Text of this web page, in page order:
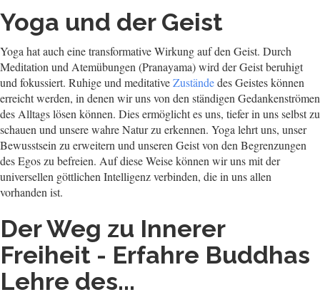
Yoga und der Geist
Yoga hat auch eine transformative Wirkung auf den Geist. Durch
Meditation und Atemübungen (Pranayama) wird der Geist beruhigt
und fokussiert. Ruhige und meditativeZuständedes Geistes können
erreicht werden, in denen wir uns von den ständigen Gedankenströmen
des Alltags lösen können. Dies ermöglicht es uns, tiefer in uns selbst zu
schauen und unsere wahre Natur zu erkennen. Yoga lehrt uns, unser
Bewusstsein zu erweitern und unseren Geist von den Begrenzungen
des Egos zu befreien. Auf diese Weise können wir uns mit der
universellen göttlichen Intelligenz verbinden, die in uns allen
vorhanden ist.
Der Weg zu Innerer
Freiheit - Erfahre Buddhas
Lehre des...